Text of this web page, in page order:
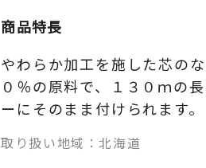
商品特長
やわらか加工を施した芯の
０％の原料で、１３０ｍの
ーにそのまま付けられます。
取り扱い地域：北海道